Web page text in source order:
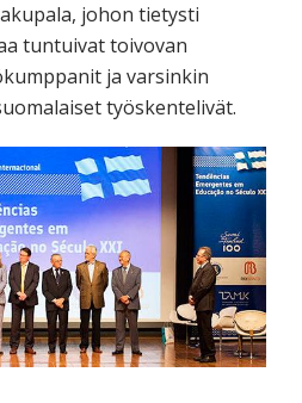
johon tietysti
tuntuivat toivovan
ja varsinkin
työskentelivät.